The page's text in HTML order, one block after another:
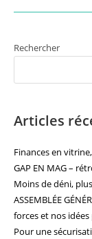
Rechercher
Articles
Finances en
GAP EN MAG –
Moins de déni,
ASSEMBLÉE
forces et nos
Pour une